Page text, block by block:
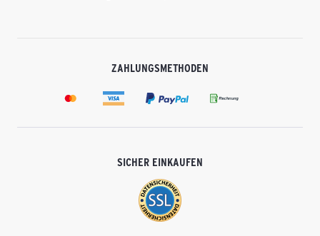
ZAHLUNGSMETHODEN
SICHER EINKAUFEN